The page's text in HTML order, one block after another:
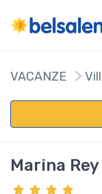
VACANZE
Marina